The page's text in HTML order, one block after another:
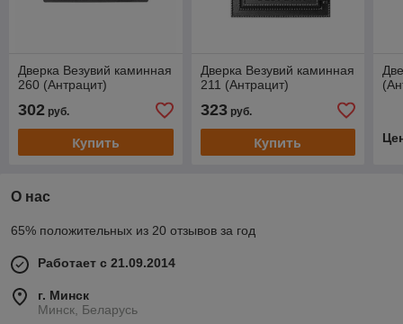
Дверка Везувий каминная
260 (Антрацит)
302 руб.
Купить
Дверка Везувий каминная
211 (Антрацит)
323руб.
Купить
О нас
65% положительных из 20 отзывов за год
Работает с 21.09.2014
г. Минск
Минск, Беларусь